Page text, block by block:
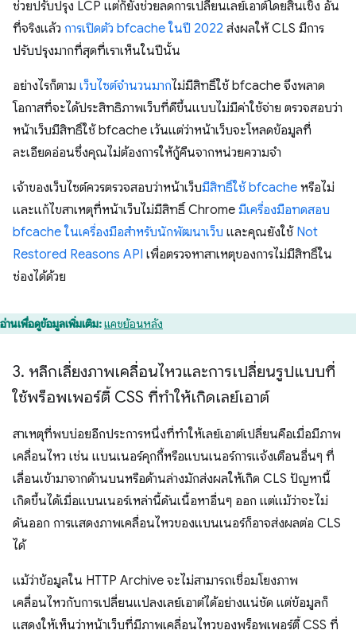
ช่วยปรับปรุง LCP แต่ก็ยังช่วยลดการเปลี่ยนเลย์เอาต์โดยสิ้นเชิง อัน
ที่จริงแล้ว การเปิดตัว bfcache ในปี 2022 ส่งผลให้ CLS มีการ
ปรับปรุงมากที่สุดที่เราเห็นในปีนั้น
อย่างไรก็ตาม เว็บไซต์จํานวนมากไม่มีสิทธิ์ใช้ bfcache จึงพลาด
โอกาสที่จะได้ประสิทธิภาพเว็บที่ดีขึ้นแบบไม่มีค่าใช้จ่าย ตรวจสอบว่า
หน้าเว็บมีสิทธิ์ใช้ bfcache เว้นแต่ว่าหน้าเว็บจะโหลดข้อมูลที่
ละเอียดอ่อนซึ่งคุณไม่ต้องการให้กู้คืนจากหน่วยความจำ
เจ้าของเว็บไซต์ควรตรวจสอบว่าหน้าเว็บมีสิทธิ์ใช้ bfcache หรือไม่
และแก้ไขสาเหตุที่หน้าเว็บไม่มีสิทธิ์ Chrome มีเครื่องมือทดสอบ
bfcache ในเครื่องมือสำหรับนักพัฒนาเว็บ และคุณยังใช้ Not
Restored Reasons API เพื่อตรวจหาสาเหตุของการไม่มีสิทธิ์ใน
ช่องได้ด้วย
อ่านเพื่อดูข้อมูลเพิ่มเติม:แคชย้อนหลัง
3. หลีกเลี่ยงภาพเคลื่อนไหวและการเปลี่ยนรูปแบบที่
ใช้พร็อพเพอร์ตี้ CSS ที่ทำให้เกิดเลย์เอาต์
สาเหตุที่พบบ่อยอีกประการหนึ่งที่ทำให้เลย์เอาต์เปลี่ยนคือเมื่อมีภาพ
เคลื่อนไหว เช่น แบนเนอร์คุกกี้หรือแบนเนอร์การแจ้งเตือนอื่นๆ ที่
เลื่อนเข้ามาจากด้านบนหรือด้านล่างมักส่งผลให้เกิด CLS ปัญหานี้
เกิดขึ้นได้เมื่อแบนเนอร์เหล่านี้ดันเนื้อหาอื่นๆ ออก แต่แม้ว่าจะไม่
ดันออก การแสดงภาพเคลื่อนไหวของแบนเนอร์ก็อาจส่งผลต่อ CLS
ได้
แม้ว่าข้อมูลใน HTTP Archive จะไม่สามารถเชื่อมโยงภาพ
เคลื่อนไหวกับการเปลี่ยนแปลงเลย์เอาต์ได้อย่างแน่ชัด แต่ข้อมูลก็
แสดงให้เห็นว่าหน้าเว็บที่มีภาพเคลื่อนไหวของพร็อพเพอร์ตี้ CSS ที่